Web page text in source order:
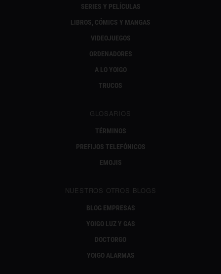
SERIES Y PELÍCULAS
LIBROS, CÓMICS Y MANGAS
VIDEOJUEGOS
ORDENADORES
A LO YOIGO
TRUCOS
GLOSARIOS
TÉRMINOS
PREFIJOS TELEFÓNICOS
EMOJIS
NUESTROS OTROS BLOGS
BLOG EMPRESAS
YOIGO LUZ Y GAS
DOCTORGO
YOIGO ALARMAS